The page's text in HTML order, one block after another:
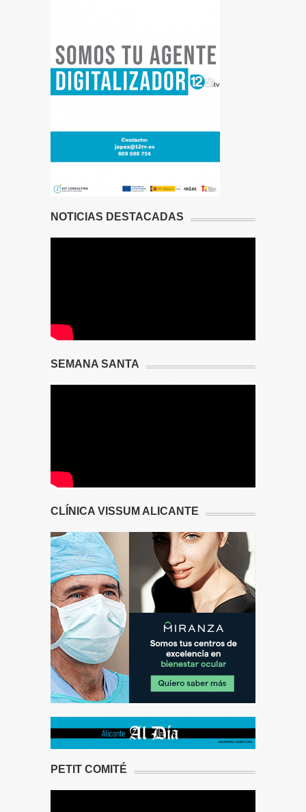
NOTICIAS DESTACADAS
SEMANA SANTA
CLÍNICA VISSUM ALICANTE
PETIT COMITÉ